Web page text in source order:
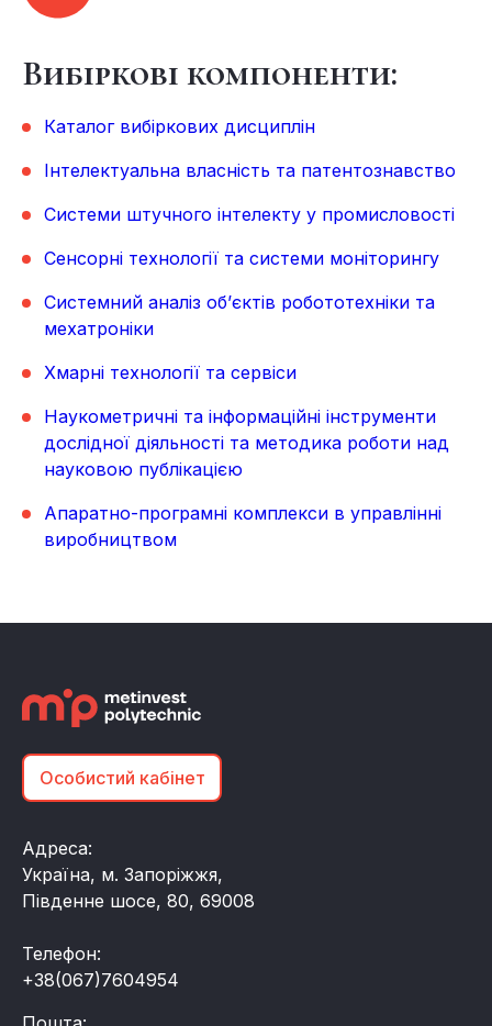
Вибіркові компоненти:
Каталог вибіркових дисциплін
Інтелектуальна власність та патентознавство
Системи штучного інтелекту у промисловості
Сенсорні технології та системи моніторингу
Системний аналіз об’єктів робототехніки та
мехатроніки
Хмарні технології та сервіси
Наукометричні та інформаційні інструменти
дослідної діяльності та методика роботи над
науковою публікацією
Апаратно-програмні комплекси в управлінні
виробництвом
Особистий кабінет
Адреса:
Україна, м. Запоріжжя,
Південне шосе, 80, 69008
Телефон:
+38(067)7604954